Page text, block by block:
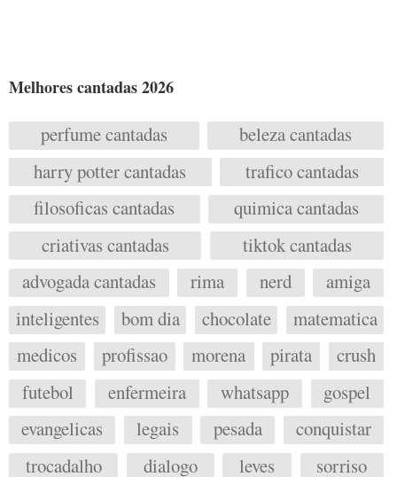
Melhores cantadas 2026
perfume cantadas
beleza cantadas
harry potter cantadas
trafico cantadas
filosoficas cantadas
quimica cantadas
criativas cantadas
tiktok cantadas
advogada cantadas
rima nerd
amiga
inteligentes
bom dia chocolate
matematica
medicos
profissao morena pirata
crush
futebol
enfermeira whatsapp
gospel
evangelicas
legais pesada
conquistar
trocadalho
dialogo leves sorriso